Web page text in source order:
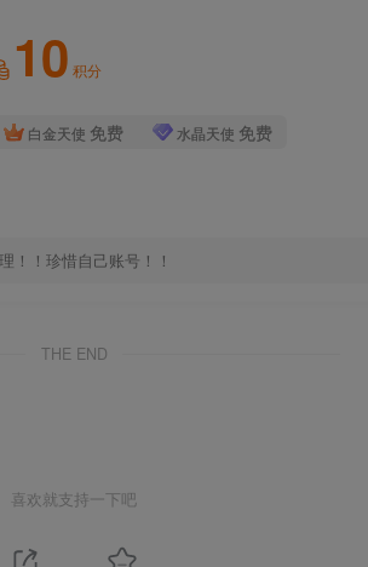
10 积分
白金天使 免费 水晶天使 免费
！！珍惜自己账号！！
THE END
喜欢就支持一下吧